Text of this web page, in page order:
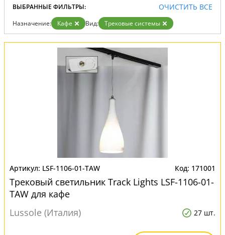
ВЫБРАННЫЕ ФИЛЬТРЫ: ОЧИСТИТЬ ВСЕ
Назначение: Кафе Вид: Трековые системы
LSF-1106-01-TAW 171001
Трековый светильник Track Lights LSF-1106-01-
TAW для кафе
Lussole (Италия)
27 шт.